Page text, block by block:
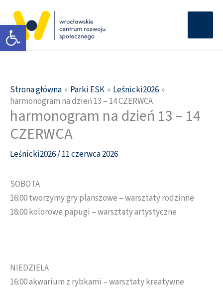
Otwórz pasek narzędzi
treści
Strona główna Parki ESK
Leśnicki2026
harmonogram na dzień 13 – 14 CZERWCA
harmonogram na dzień 13 – 14
CZERWCA
Leśnicki2026/11 czerwca 2026
SOBOTA
16:00 tworzymy gry planszowe – warsztaty rodzinne
18:00 kolorowe papugi – warsztaty artystyczne
NIEDZIELA
16:00 akwarium z rybkami – warsztaty kreatywne